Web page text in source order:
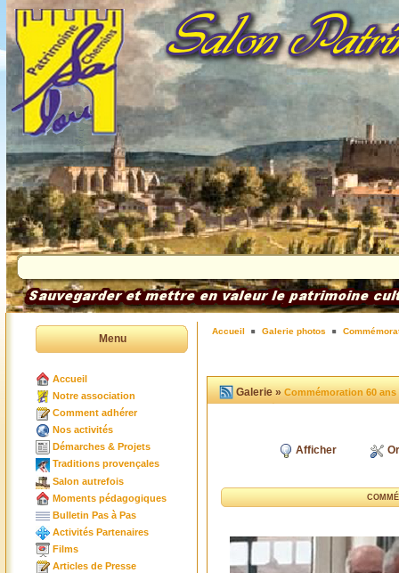
Menu
Accueil
Notre association
Comment adhérer
Nos activités
Démarches & Projets
Traditions provençales
Salon autrefois
Moments pédagogiques
Bulletin Pas à Pas
Activités Partenaires
Films
Articles de Presse
Accueil Galerie photos
Galerie »Commémoration 60 ans
Afficher